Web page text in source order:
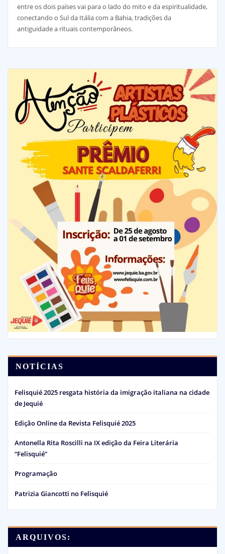
entre os dois países vai para o lado do mito e da espiritualidade,
conectando o Sul da Itália com a Bahia, tradições da
antiguidade a rituais contemporâneos.
NOTÍCIAS
Felisquié 2025 resgata história da imigração italiana na cidade
de Jequié
Edição Online da Revista Felisquié 2025
Antonella Rita Roscilli na IX edição da Feira Literária
“Felisquié”
Programação
Patrizia Giancotti no Felisquié
ARQUIVOS: